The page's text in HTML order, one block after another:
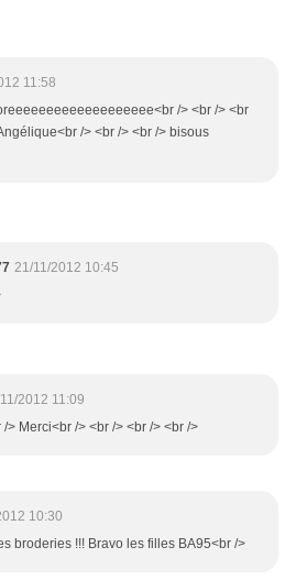
11:58
/> <br /> <br
/> <br /> <br /> bisous
21/11/2012 10:45
2012 11:09
/> Merci<br /> <br /> <br /> <br />
10:30
broderies !!! Bravo les filles BA95<br />